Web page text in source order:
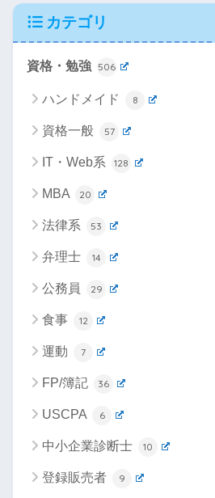
カテゴリ
資格・勉強 506
ハンドメイド 8
資格一般 57
IT・Web系 128
MBA 20
法律系 53
弁理士 14
公務員 29
食事 12
運動 7
FP/簿記 36
USCPA 6
中小企業診断士 10
登録販売者 9